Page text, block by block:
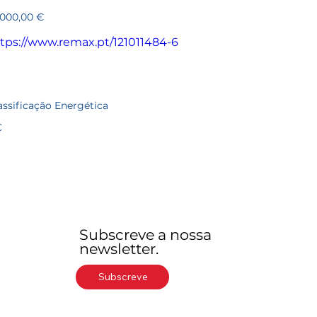
€
www.remax.pt/121011484-6
Energética
Subscreve a nossa
newsletter.
Subscreve